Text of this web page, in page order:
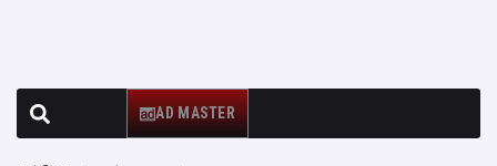
AD MASTER